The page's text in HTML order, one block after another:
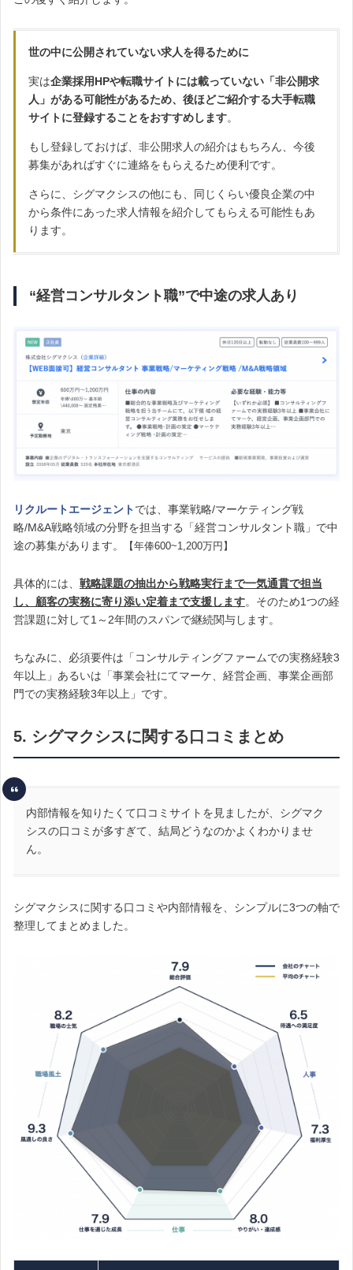
世の中に公開されていない求人を得るために
実は企業採用HPや転職サイトには載っていない「非公開求
人」がある可能性があるため、後ほどご紹介する大手転職
サイトに登録することをおすすめします。
もし登録しておけば、非公開求人の紹介はもちろん、今後
募集があればすぐに連絡をもらえるため便利です。
さらに、シグマクシスの他にも、同じくらい優良企業の中
から条件にあった求人情報を紹介してもらえる可能性もあ
ります。
“経営コンサルタント職”で中途の求人あり
リクルートエージェントでは、事業戦略/マーケティング戦
略/M&A戦略領域の分野を担当する「経営コンサルタント職」で中
途の募集があります。
【年俸600~1,200万円】
具体的には、 戦略課題の抽出から戦略実行まで一気通貫で担当
し、顧客の実務に寄り添い定着まで支援します。そのため1つの経
営課題に対して1～2年間のスパンで継続関与します。
ちなみに、必須要件は「コンサルティングファームでの実務経験3
年以上」あるいは「事業会社にてマーケ、経営企画、事業企画部
門での実務経験3年以上」です。
5. シグマクシスに関する口コミまとめ
内部情報を知りたくて口コミサイトを見ましたが、シグマク
シスの口コミが多すぎて、結局どうなのかよくわかりませ
ん。
シグマクシスに関する口コミや内部情報を、シンプルに3つの軸で
整理してまとめました。